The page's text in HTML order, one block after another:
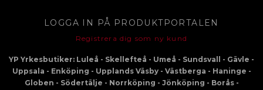
LOGGA IN PÅ PRODUKTPORTALEN
Registrera dig som ny kund
YP Yrkesbutiker: Luleå - Skellefteå - Umeå - Sundsvall - Gävle -
Uppsala - Enköping - Upplands Väsby - Västberga - Haninge -
Globen - Södertälje - Norrköping - Jönköping - Borås -